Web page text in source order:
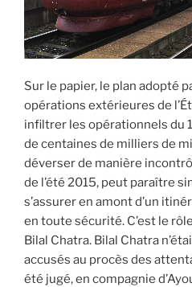
Sur le papier, le plan adopté
opérations extérieures de
infiltrer les opérationnels du
de centaines de milliers de
déverser de manière
de l’été 2015, peut paraître
s’assurer en amont d’un
en toute sécurité. C’est le
Bilal Chatra. Bilal Chatra
accusés au procès des
été jugé, en compagnie